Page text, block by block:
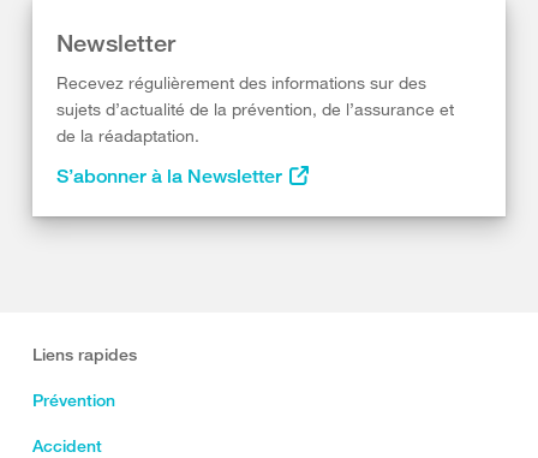
Newsletter
Recevez régulièrement des informations sur des
sujets d’actualité de la prévention, de l’assurance et
de la réadaptation.
S’abonner à la Newsletter
Liens rapides
Prévention
Accident